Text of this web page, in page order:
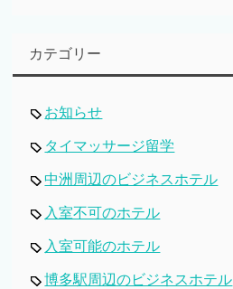
カテゴリー
お知らせ
タイマッサージ留学
中洲周辺のビジネスホテル
入室不可のホテル
入室可能のホテル
博多駅周辺のビジネスホテル